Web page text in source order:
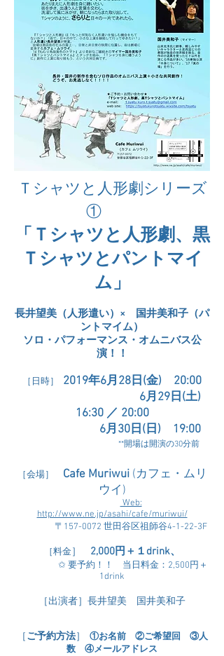
Ｔシャツと人形劇シリーズ
①
「Ｔシャツと人形劇、黒
Ｔシャツとパントマイ
ム」
長井望美（人形遣い）× 国井美和子（パ
ントマイム）
ソロ・パフォーマンス・オムニバス公
演！！
［日時］
2019年6月28日(金) 20:00
6月29日(土)
16:30 ／ 20:00
6月30日(日) 19:00
**開場は開演の30分前
［会場］ Cafe Muriwui (カフェ・ムリ
ウイ)
Web:
http://www.ne.jp/asahi/cafe/muriwui/
〒157-0072 世田谷区祖師谷4-1-22-3F
［料金］ 2,000円＋１drink、
✩ 要予約！！ 当日料金：2,500円＋
1drink
［出演者］長井望美 国井美和子
［ご予約方法］
①お名前 ②ご希望回 ③人
数 ④メールアドレス